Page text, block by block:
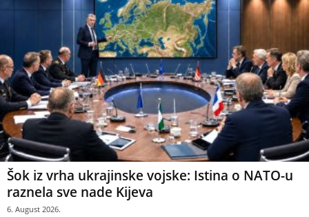
Šok iz vrha ukrajinske vojske: Istina o NATO-u
raznela sve nade Kijeva
6. August 2026.